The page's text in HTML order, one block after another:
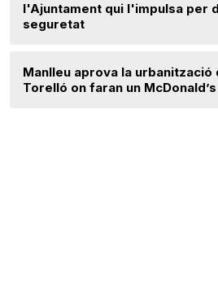
l'Ajuntament qui l'impulsa per
seguretat
Manlleu aprova la urbanització
Torelló on faran un McDonald’s